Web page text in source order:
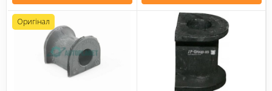
Оригінал